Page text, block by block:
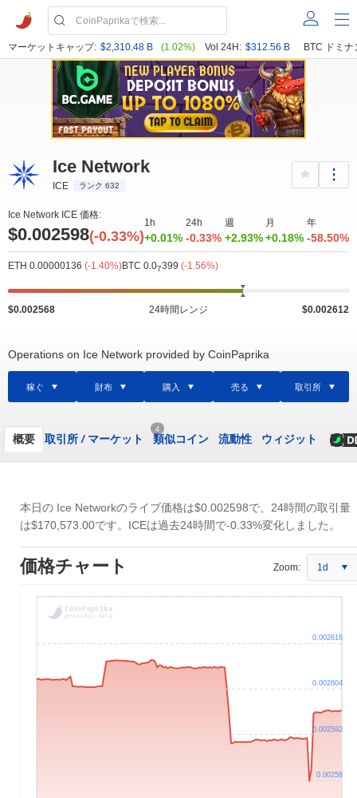
マーケットキャップ: $2,310.48 B (1.02%) Vol 24H: $312.56 B BTC ドミナ
Ice Network
ICE ランク 632
Ice Network ICE 価格:
$0.002598(-0.33%)
1h
+0.01%
24h
-0.33%
週
+2.93%
月
+0.18%
年
-58.50%
ETH 0.00000136 (-1.40%)BTC 0.07399 (-1.56%)
$0.002568 24時間レンジ $0.002612
Operations on Ice Network provided by CoinPaprika
稼ぐ 財布 購入 売る 取引所
概要 取引所 /マーケット
4
類似コイン 流動性 ウィジット
本日の Ice Networkのライブ価格は$0.002598で、24時間の取引量
は$170,573.00です。ICEは過去24時間で-0.33%変化しました。
価格チャート Zoom: 1d
0.00258
0.002592
0.002604
0.002616